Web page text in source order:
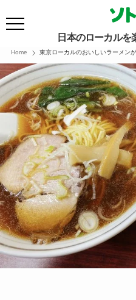
日本のローカルを
Home 東京ローカルのおいしいラーメン